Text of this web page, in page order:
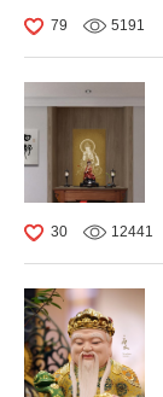
79 5191
30 12441